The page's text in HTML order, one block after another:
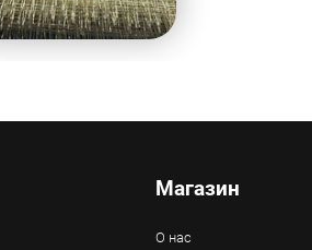
Магазин
О нас